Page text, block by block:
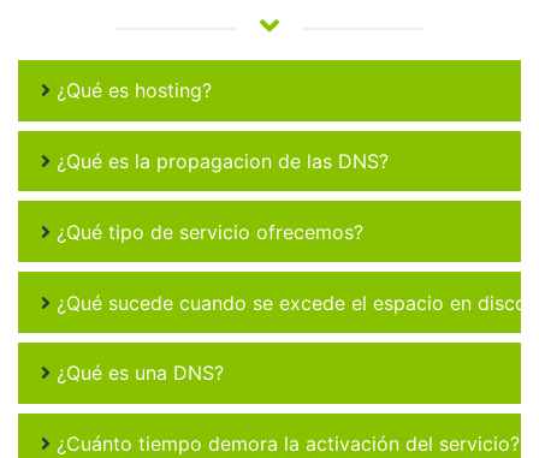
¿Qué es hosting?
¿Qué es la propagacion de las DNS?
¿Qué tipo de servicio ofrecemos?
¿Qué sucede cuando se excede el espacio en disco
¿Qué es una DNS?
¿Cuánto tiempo demora la activación del servicio?